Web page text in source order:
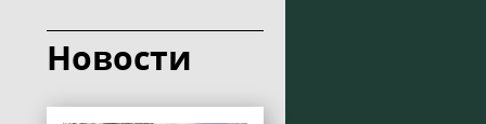
Новости